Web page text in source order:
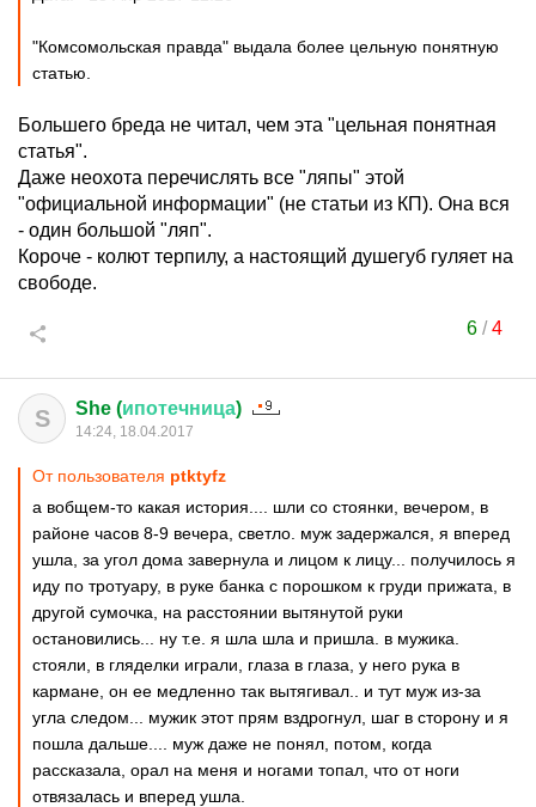
"Комсомольская правда" выдала более цельную понятную
статью.
Большего бреда не читал, чем эта "цельная понятная
статья".
Даже неохота перечислять все "ляпы" этой
"официальной информации" (не статьи из КП). Она вся
- один большой "ляп".
Короче - колют терпилу, а настоящий душегуб гуляет на
свободе.
6/4
S She (ипотечница)
14:24, 18.04.2017
От пользователя ptktyfz
а вобщем-то какая история.... шли со стоянки, вечером, в
районе часов 8-9 вечера, светло. муж задержался, я вперед
ушла, за угол дома завернула и лицом к лицу... получилось я
иду по тротуару, в руке банка с порошком к груди прижата, в
другой сумочка, на расстоянии вытянутой руки
остановились... ну т.е. я шла шла и пришла. в мужика.
стояли, в гляделки играли, глаза в глаза, у него рука в
кармане, он ее медленно так вытягивал.. и тут муж из-за
угла следом... мужик этот прям вздрогнул, шаг в сторону и я
пошла дальше.... муж даже не понял, потом, когда
рассказала, орал на меня и ногами топал, что от ноги
отвязалась и вперед ушла.